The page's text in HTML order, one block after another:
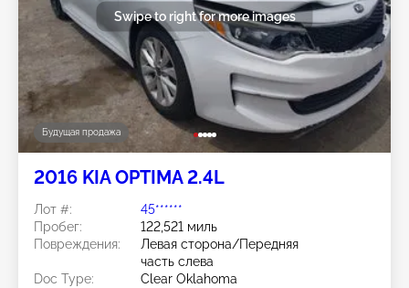
Будущая продажа
Swipe to right for more images
2016 KIA OPTIMA 2.4L
Лот #:
45******
Пробег:
122,521 миль
Повреждения:
Левая сторона/Передняя
часть слева
Doc Type:
Clear Oklahoma